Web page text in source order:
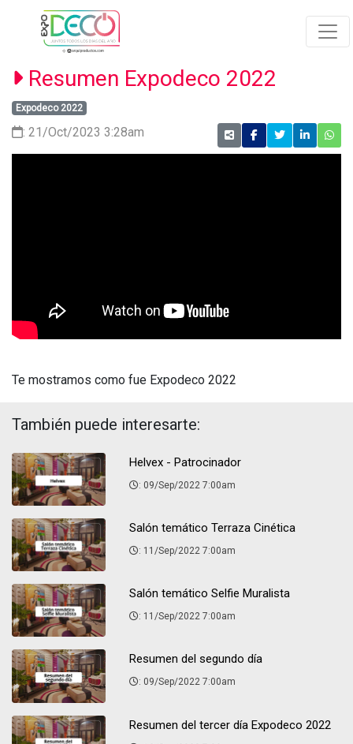
Resumen Expodeco 2022
Expodeco 2022
: 21/Oct/2023 3:28am
Te mostramos como fue Expodeco 2022
También puede interesarte:
Helvex - Patrocinador
: 09/Sep/2022 7:00am
Salón temático Terraza Cinética
: 11/Sep/2022 7:00am
Salón temático Selfie Muralista
: 11/Sep/2022 7:00am
Resumen del segundo día
: 09/Sep/2022 7:00am
Resumen del tercer día Expodeco 2022